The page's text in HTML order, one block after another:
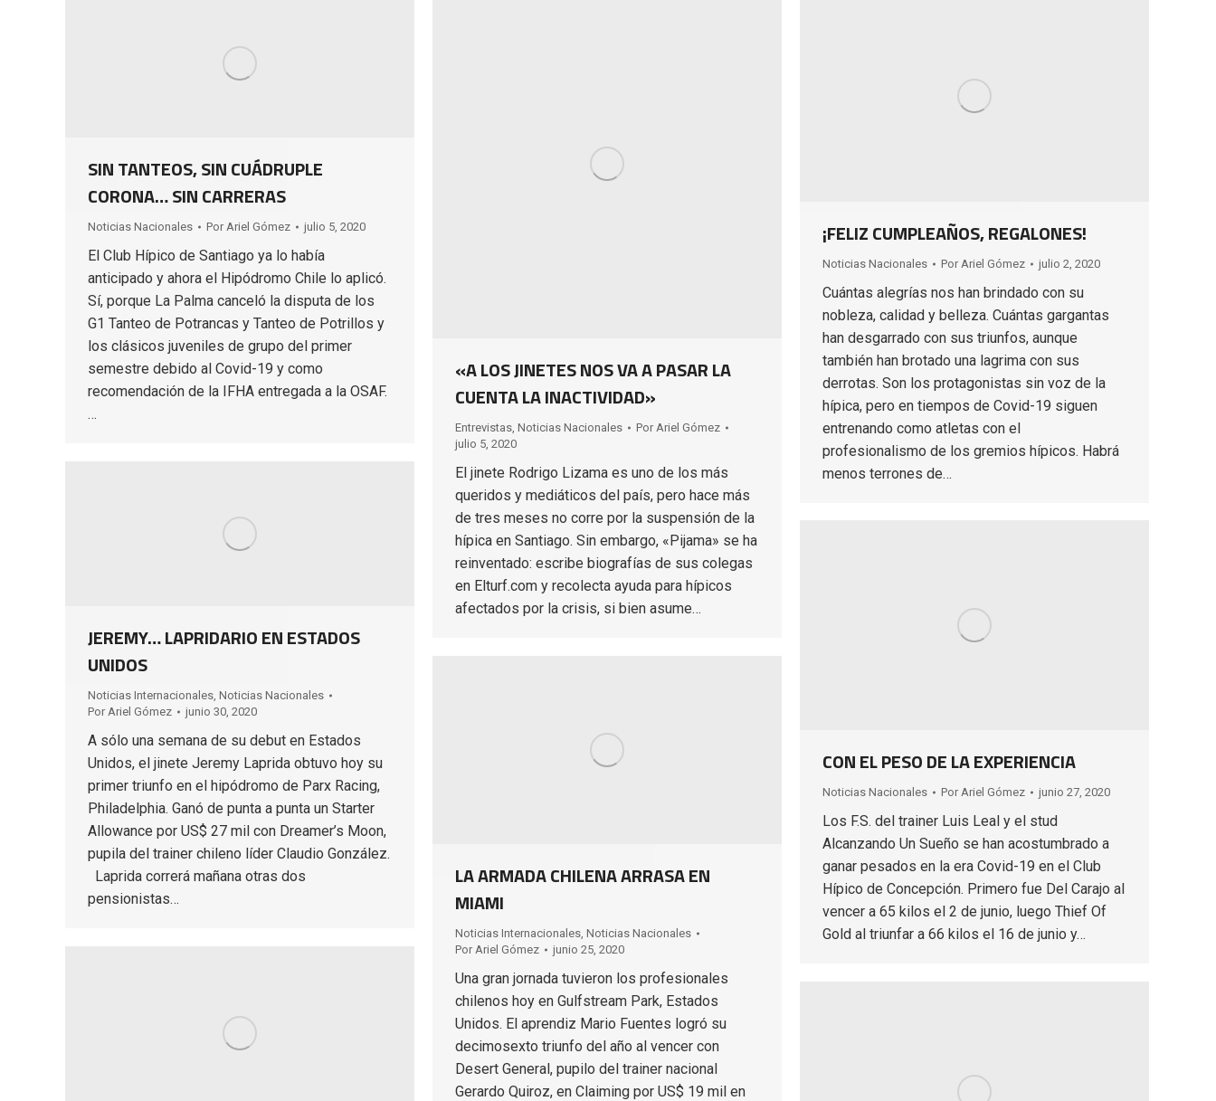
SIN TANTEOS, SIN CUÁDRUPLE
CORONA… SIN CARRERAS
Noticias Nacionales Por Ariel Gómez julio 5, 2020
El Club Hípico de Santiago ya lo había
anticipado y ahora el Hipódromo Chile lo aplicó.
Sí, porque La Palma canceló la disputa de los
G1 Tanteo de Potrancas y Tanteo de Potrillos y
los clásicos juveniles de grupo del primer
semestre debido al Covid-19 y como
recomendación de la IFHA entregada a la OSAF.
…
«A LOS JINETES NOS VA A PASAR LA
CUENTA LA INACTIVIDAD»
Entrevistas, Noticias Nacionales Por Ariel Gómez
julio 5, 2020
El jinete Rodrigo Lizama es uno de los más
queridos y mediáticos del país, pero hace más
de tres meses no corre por la suspensión de la
hípica en Santiago. Sin embargo, «Pijama» se ha
reinventado: escribe biografías de sus colegas
en Elturf.com y recolecta ayuda para hípicos
afectados por la crisis, si bien asume…
¡FELIZ CUMPLEAÑOS, REGALONES!
Noticias Nacionales Por Ariel Gómez julio 2, 2020
Cuántas alegrías nos han brindado con su
nobleza, calidad y belleza. Cuántas gargantas
han desgarrado con sus triunfos, aunque
también han brotado una lagrima con sus
derrotas. Son los protagonistas sin voz de la
hípica, pero en tiempos de Covid-19 siguen
entrenando como atletas con el
profesionalismo de los gremios hípicos. Habrá
menos terrones de…
JEREMY… LAPRIDARIO EN ESTADOS
UNIDOS
Noticias Internacionales Noticias Nacionales
Por Ariel Gómez junio 30, 2020
A sólo una semana de su debut en Estados
Unidos, el jinete Jeremy Laprida obtuvo hoy su
primer triunfo en el hipódromo de Parx Racing,
Philadelphia. Ganó de punta a punta un Starter
Allowance por US$ 27 mil con Dreamer’s Moon,
pupila del trainer chileno líder Claudio González.
Laprida correrá mañana otras dos
pensionistas…
CON EL PESO DE LA EXPERIENCIA
Noticias Nacionales Por Ariel Gómez junio 27, 2020
Los F.S. del trainer Luis Leal y el stud
Alcanzando Un Sueño se han acostumbrado a
ganar pesados en la era Covid-19 en el Club
Hípico de Concepción. Primero fue Del Carajo al
vencer a 65 kilos el 2 de junio, luego Thief Of
Gold al triunfar a 66 kilos el 16 de junio y…
LA ARMADA CHILENA ARRASA EN
MIAMI
Noticias Internacionales Noticias Nacionales
Por Ariel Gómez junio 25, 2020
Una gran jornada tuvieron los profesionales
chilenos hoy en Gulfstream Park, Estados
Unidos. El aprendiz Mario Fuentes logró su
decimosexto triunfo del año al vencer con
Desert General, pupilo del trainer nacional
Gerardo Quiroz, en Claiming por US$ 19 mil en